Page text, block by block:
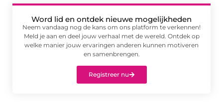
Word lid en ontdek nieuwe mogelijkheden
Neem vandaag nog de kans om ons platform te verkennen!
Meld je aan en deel jouw verhaal met de wereld. Ontdek op
welke manier jouw ervaringen anderen kunnen motiveren
en samenbrengen.
Registreer nu